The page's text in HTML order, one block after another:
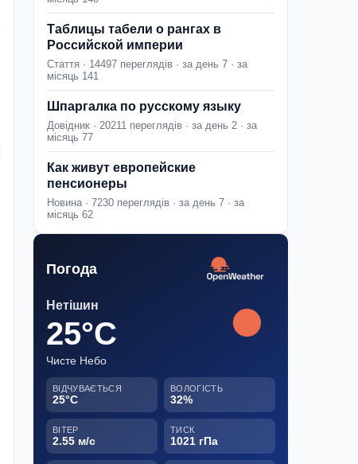
Таблицы табели о рангах в
Российской империи
Стаття · 14497 переглядів · за день 7 · за
місяць 141
Шпаргалка по русскому языку
Довідник · 20211 переглядів · за день 2 · за
місяць 77
Как живут европейские
пенсионеры
Новина · 7230 переглядів · за день 7 · за
місяць 62
Погода
Нетішин
25°C
Чисте Небо
ВІДЧУВАЄТЬСЯ
25°C
ВОЛОГІСТЬ
32%
ВІТЕР
2.55 м/с
ТИСК
1021 гПа